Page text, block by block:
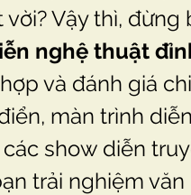
nghệ thuật
và đánh giá
màn trình
show diễn
trải nghiệm